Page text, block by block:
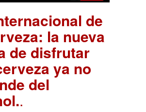
de
la nueva
de disfrutar
ya no
del
.